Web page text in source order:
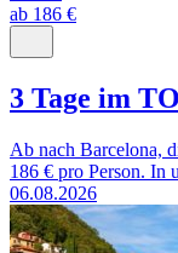
ab 186 €
3 Tage im
Ab nach Barcelona,
186 € pro Person. In
06.08.2026